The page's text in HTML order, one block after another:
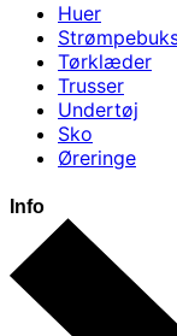
Huer
Tørklæder
Trusser
Undertøj
Sko
Øreringe
Info